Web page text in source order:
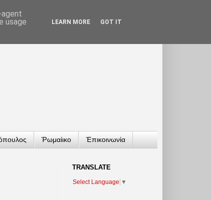
Ῥωμαίικο Ἐπικοινωνία
TRANSLATΕ
Select Language ▼
usage
LEARN MORE GOT IT